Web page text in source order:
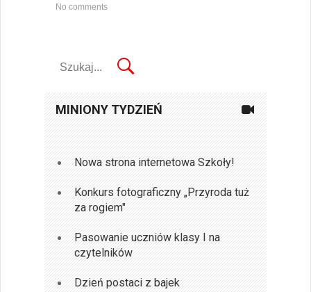
No comments
MINIONY TYDZIEŃ
Nowa strona internetowa Szkoły!
Konkurs fotograficzny „Przyroda tuż
za rogiem"
Pasowanie uczniów klasy I na
czytelników
Dzień postaci z bajek